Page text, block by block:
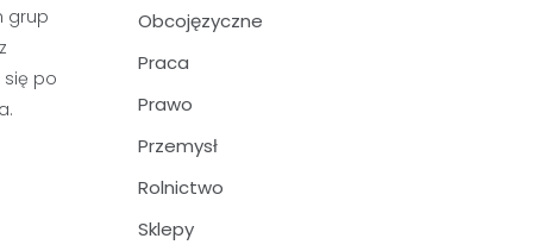
grup
się po
Obcojęzyczne
Praca
Prawo
Przemysł
Rolnictwo
Sklepy